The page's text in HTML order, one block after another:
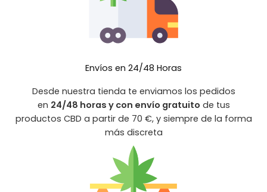
Envíos en 24/48 Horas
Desde nuestra tienda te enviamos los pedidos
en 24/48 horas y con envío gratuito de tus
productos CBD a partir de 70 €, y siempre de la forma
más discreta